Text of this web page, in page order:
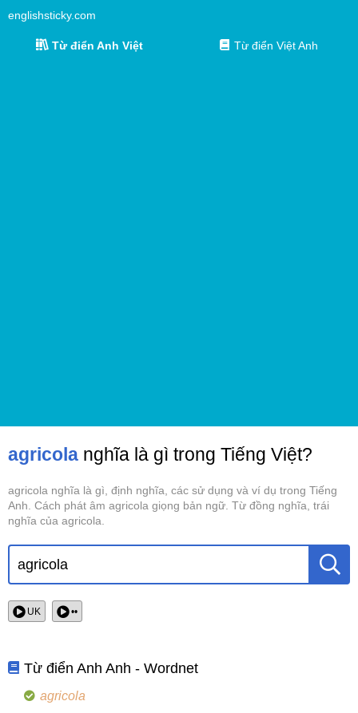
englishsticky.com
Từ điển Anh Việt Từ điển Việt Anh
agricola nghĩa là gì trong Tiếng Việt?
agricola nghĩa là gì, định nghĩa, các sử dụng và ví dụ trong Tiếng
Anh. Cách phát âm agricola giọng bản ngữ. Từ đồng nghĩa, trái
nghĩa của agricola.
UK ••
Từ điển Anh Anh - Wordnet
agricola